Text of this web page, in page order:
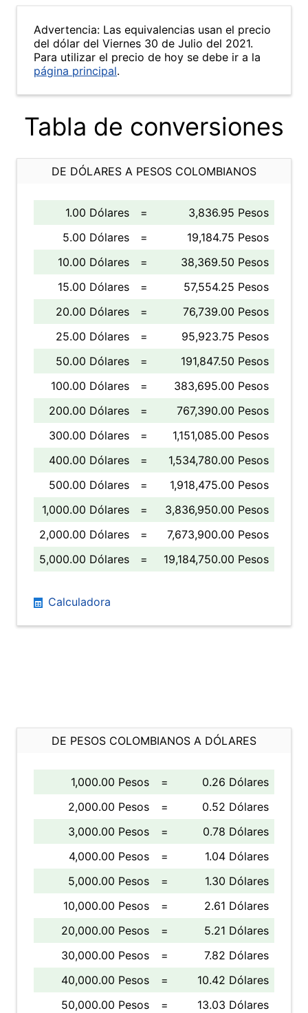
Advertencia: Las equivalencias usan el precio
del dólar del Viernes 30 de Julio del 2021.
Para utilizar el precio de hoy se debe ir a la
página principal.
Tabla de conversiones
DE DÓLARES A PESOS COLOMBIANOS
1.00 Dólares =
3,836.95 Pesos
5.00 Dólares
=
19,184.75 Pesos
10.00 Dólares
=
38,369.50 Pesos
15.00 Dólares
=
57,554.25 Pesos
20.00 Dólares
=
76,739.00 Pesos
25.00 Dólares
=
95,923.75 Pesos
50.00 Dólares
=
191,847.50 Pesos
100.00 Dólares
=
383,695.00 Pesos
200.00 Dólares
=
767,390.00 Pesos
300.00 Dólares
=
1,151,085.00 Pesos
400.00 Dólares
=
1,534,780.00 Pesos
500.00 Dólares
=
1,918,475.00 Pesos
1,000.00 Dólares
=
3,836,950.00 Pesos
2,000.00 Dólares
=
7,673,900.00 Pesos
5,000.00 Dólares
= 19,184,750.00 Pesos
Calculadora
DE PESOS COLOMBIANOS A DÓLARES
1,000.00 Pesos =
0.26 Dólares
2,000.00 Pesos
=
0.52 Dólares
3,000.00 Pesos
=
0.78 Dólares
4,000.00 Pesos
=
1.04 Dólares
5,000.00 Pesos
=
1.30 Dólares
10,000.00 Pesos
=
2.61 Dólares
20,000.00 Pesos
=
5.21 Dólares
30,000.00 Pesos
=
7.82 Dólares
40,000.00 Pesos
=
10.42 Dólares
50,000.00 Pesos
= 13.03 Dólares